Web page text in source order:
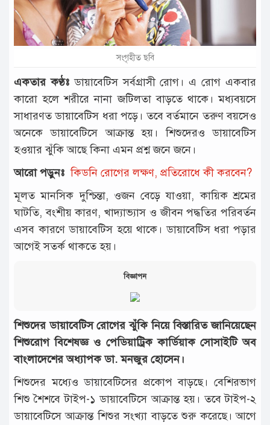
আন্তর্জাতিক
রাজনীতি
দুর্ঘটনা
বিনোদন
খেলাধুলা
চাকরি
লাইফ
স্টাইল
অন্যান্য
সংগৃহীত ছবি
একতার কণ্ঠঃডায়াবেটিস সর্বগ্রাসী রোগ। এ রোগ একবার
কারো হলে শরীরে নানা জটিলতা বাড়তে থাকে। মধ্যবয়সে
সাধারণত ডায়াবেটিস ধরা পড়ে। তবে বর্তমানে তরুণ বয়সেও
অনেকে ডায়াবেটিসে আক্রান্ত হয়। শিশুদেরও ডায়াবেটিস
হওয়ার ঝুঁকি আছে কিনা এমন প্রশ্ন জনে জনে।
আরো পড়ুনঃ কিডনি রোগের লক্ষণ, প্রতিরোধে কী করবেন?
মূলত মানসিক দুশ্চিন্তা, ওজন বেড়ে যাওয়া, কায়িক শ্রমের
ঘাটতি, বংশীয় কারণ, খাদ্যাভ্যাস ও জীবন পদ্ধতির পরিবর্তন
এসব কারণে ডায়াবেটিস হয়ে থাকে। ডায়াবেটিস ধরা পড়ার
আগেই সতর্ক থাকতে হয়।
বিজ্ঞাপন
শিশুদের ডায়াবেটিস রোগের ঝুঁকি নিয়ে বিস্তারিত জানিয়েছেন
শিশুরোগ বিশেষজ্ঞ ও পেডিয়াট্রিক কার্ডিয়াক সোসাইটি অব
বাংলাদেশের অধ্যাপক ডা. মনজুর হোসেন।
শিশুদের মধ্যেও ডায়াবেটিসের প্রকোপ বাড়ছে। বেশিরভাগ
শিশু শৈশবে টাইপ-১ ডায়াবেটিসে আক্রান্ত হয়। তবে টাইপ-২
ডায়াবেটিসে আক্রান্ত শিশুর সংখ্যা বাড়তে শুরু করেছে। আগে